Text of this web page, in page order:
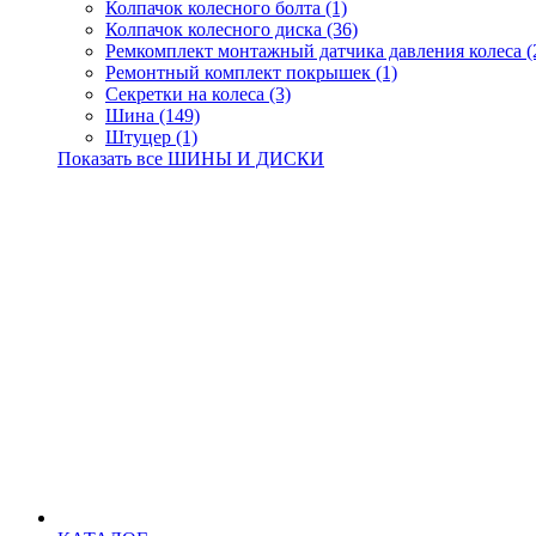
Колпачок колесного болта (1)
Колпачок колесного диска (36)
Ремкомплект монтажный датчика давления колеса
Ремонтный комплект покрышек (1)
Секретки на колеса (3)
Шина (149)
Штуцер (1)
Показать все ШИНЫ И ДИСКИ